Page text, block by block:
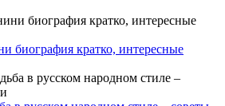
биография кратко, интересные